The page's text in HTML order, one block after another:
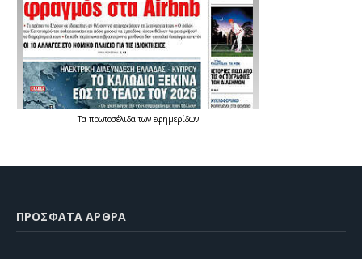
Τα πρωτοσέλιδατων εφημερίδων
ΠΡΌΣΦΑΤΑ ΆΡΘΡΑ